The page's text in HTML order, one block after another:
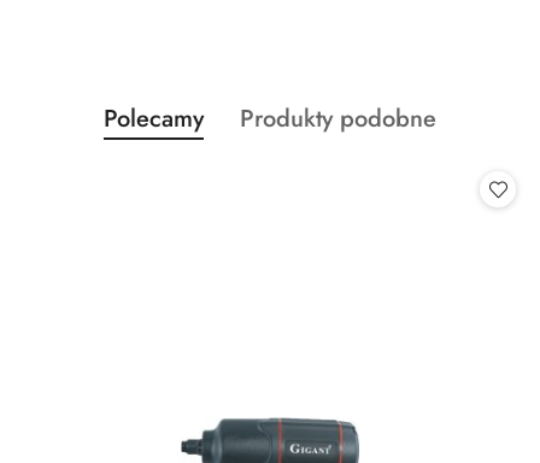
Pomiń karuzelę produktów
Produkty
o
Polecamy
Produkty
Produkty podobne